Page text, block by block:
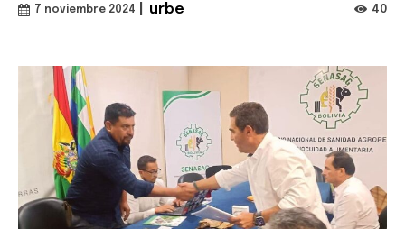
7 noviembre 2024 urbe 40